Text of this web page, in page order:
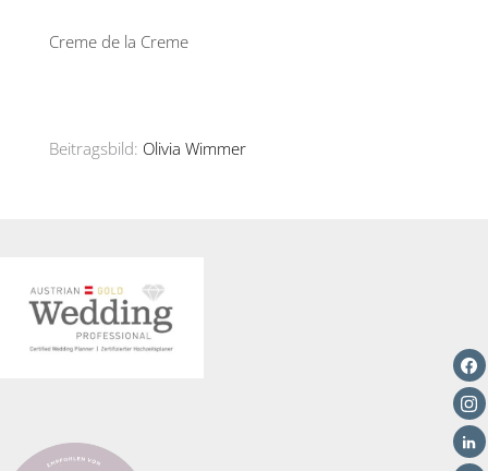
Creme de la Creme
Beitragsbild: Olivia Wimmer